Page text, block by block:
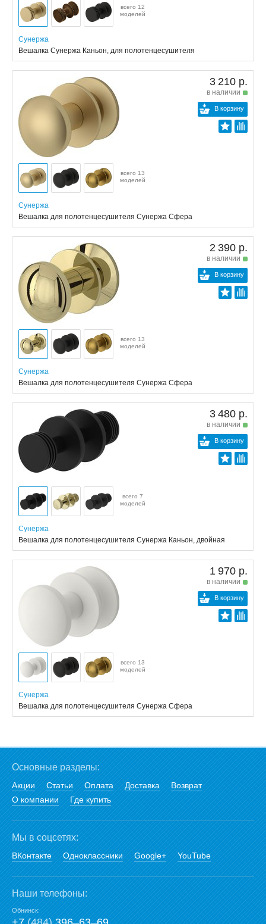
всего 12
моделей
Сунержа
Вешалка Сунержа Каньон, для полотенцесушителя
3 210 р.
в наличии
В корзину
всего 13
моделей
Сунержа
Вешалка для полотенцесушителя Сунержа Сфера
2 390 р.
в наличии
В корзину
всего 13
моделей
Сунержа
Вешалка для полотенцесушителя Сунержа Сфера
3 480 р.
в наличии
В корзину
всего 7
моделей
Сунержа
Вешалка для полотенцесушителя Сунержа Каньон, двойная
1 970 р.
в наличии
В корзину
всего 13
моделей
Сунержа
Вешалка для полотенцесушителя Сунержа Сфера
Основные разделы:
Акции Статьи Оплата Доставка
Возврат
О компании
Где купить
Мы в соцсетях:
ВКонтакте Одноклассники Google+ YouTube
Наши телефоны:
Обнинск: